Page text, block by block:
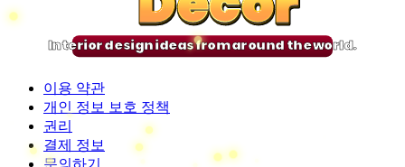
Interior design ideas from around the world.
이용 약관
개인 정보 보호 정책
권리
결제 정보
문의하기